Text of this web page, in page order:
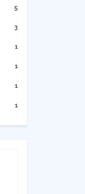
5
3
1
1
1
1